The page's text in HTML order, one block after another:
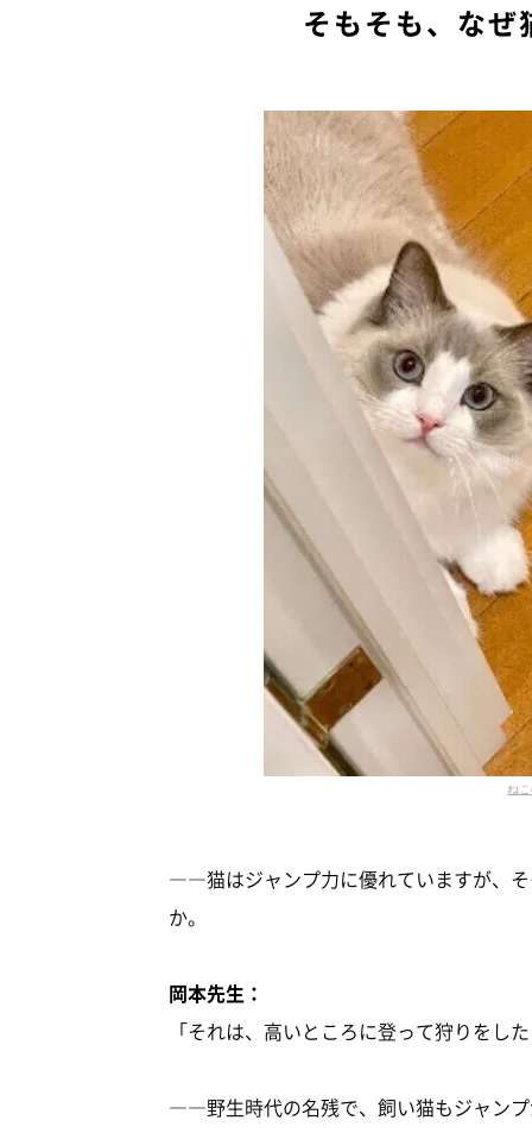
そもそも、な
ね
――猫はジャンプ力に優れていますが、
か。
岡本先生：
「それは、高いところに登って狩りをし
――野生時代の名残で、飼い猫もジャン